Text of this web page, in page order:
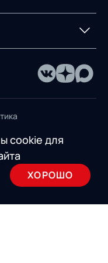
cookie для
ХОРОШО